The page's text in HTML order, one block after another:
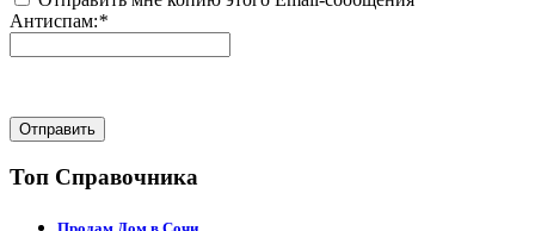
Антиспам:*
Отправить
Топ Справочника